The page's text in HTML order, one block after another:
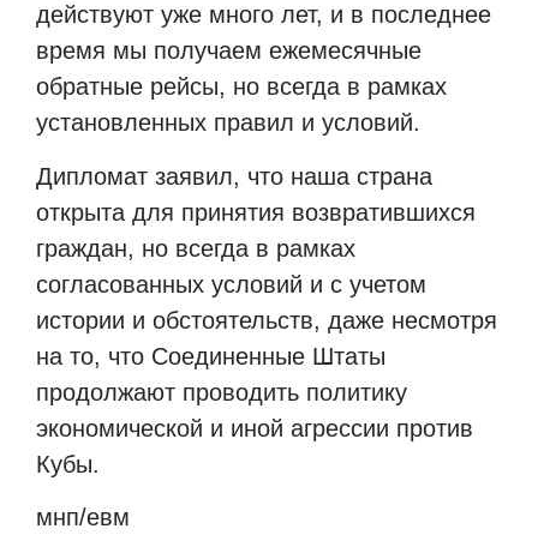
действуют уже много лет, и в последнее
время мы получаем ежемесячные
обратные рейсы, но всегда в рамках
установленных правил и условий.
Дипломат заявил, что наша страна
открыта для принятия возвратившихся
граждан, но всегда в рамках
согласованных условий и с учетом
истории и обстоятельств, даже несмотря
на то, что Соединенные Штаты
продолжают проводить политику
экономической и иной агрессии против
Кубы.
мнп/евм